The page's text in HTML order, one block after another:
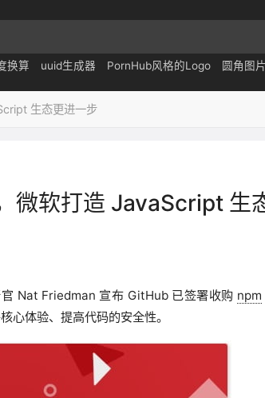
换算 uuid生成器 PornHub风格的Logo 圆角图
生态更进一步
微软打造 JavaScript 生
Nat Friedman 宣布 GitHub 已签署收购 npm
心体验、提高代码的安全性。